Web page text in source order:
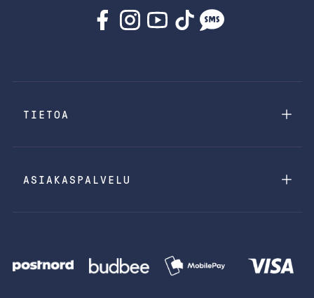
TIETOA
ASIAKASPALVELU